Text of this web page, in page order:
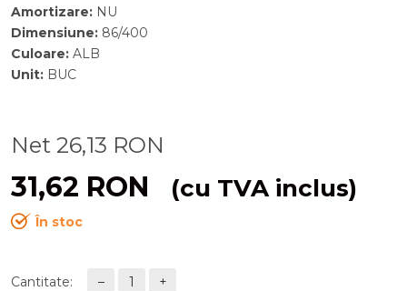
Amortizare: NU
Dimensiune: 86/400
Culoare: ALB
Unit: BUC
Net 26,13 RON
31,62 RON (cu TVA inclus)
În stoc
Cantitate: – 1 +